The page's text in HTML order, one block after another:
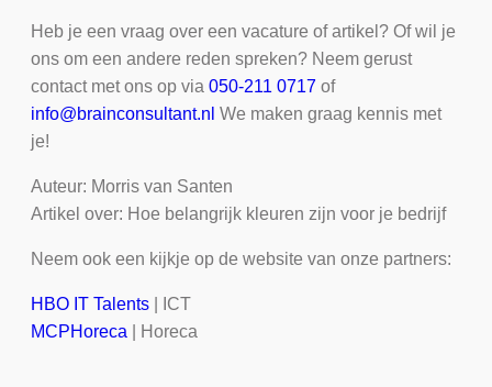
Heb je een vraag over een vacature of artikel? Of wil je
ons om een andere reden spreken? Neem gerust
contact met ons op via 050-211 0717 of
info@brainconsultant.nl We maken graag kennis met
je!
Auteur: Morris van Santen
Artikel over: Hoe belangrijk kleuren zijn voor je bedrijf
Neem ook een kijkje op de website van onze partners:
HBO IT Talents | ICT
MCPHoreca | Horeca